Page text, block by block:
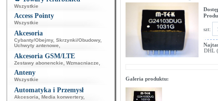
Wszystkie
Access Pointy
Wszystkie
Akcesoria
Cybanty/Obejmy, Skrzynki/Obudowy,
Uchwyty antenowe
Akcesoria GSM/LTE
Zestawy abonenckie Wzmacniacze
Anteny
Wszystkie
Automatyka i Przemysł
Akcesoria Media konwertery,
szt:
DHL
Galeria produktu: